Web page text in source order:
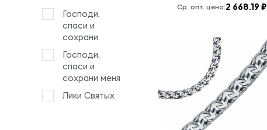
Господи,
спаси и
сохрани
Господи,
спаси и
сохрани меня
Лики Святых
Ср. опт. цена:2 668.19 ₽